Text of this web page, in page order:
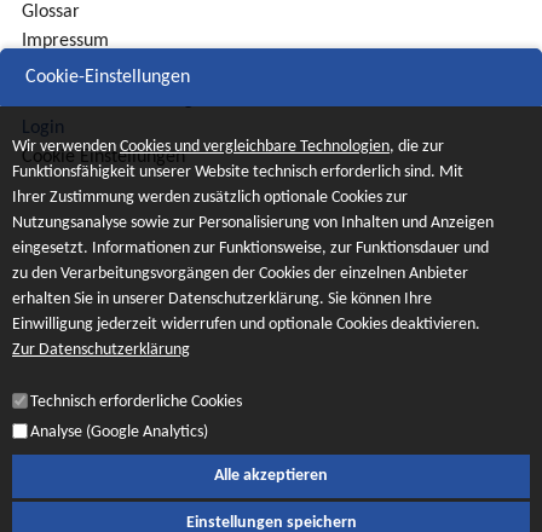
Glossar
Impressum
Sitemap
Login
Cookie Einstellungen
Cookie-Einstellungen
Wir verwenden Cookies und vergleichbare Technologien, die zur
Funktionsfähigkeit unserer Website technisch erforderlich sind. Mit
Ihrer Zustimmung werden zusätzlich optionale Cookies zur
Nutzungsanalyse sowie zur Personalisierung von Inhalten und Anzeigen
eingesetzt. Informationen zur Funktionsweise, zur Funktionsdauer und
zu den Verarbeitungsvorgängen der Cookies der einzelnen Anbieter
erhalten Sie in unserer Datenschutzerklärung. Sie können Ihre
Einwilligung jederzeit widerrufen und optionale Cookies deaktivieren.
Zur Datenschutzerklärung
Technisch erforderliche Cookies
Analyse (Google Analytics)
Alle akzeptieren
Einstellungen speichern